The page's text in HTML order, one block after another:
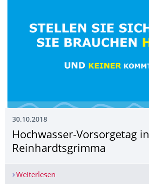
30.10.2018
Hochwasser-Vorsorgetag in
Reinhardtsgrimma
Weiterlesen